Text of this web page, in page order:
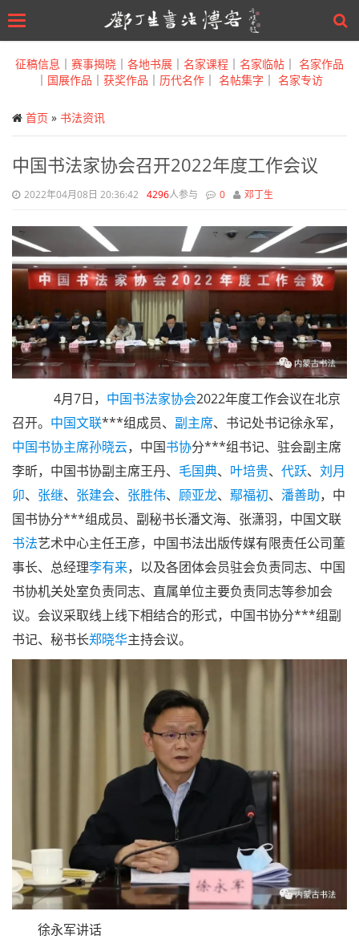
to
Toggle
征稿信息 ｜ 赛事揭晓 ｜ 各地书展 ｜ 名家课程 ｜ 名家临帖 ｜ 名家作品
｜ 国展作品 ｜ 获奖作品 ｜ 历代名作 ｜ 名帖集字 ｜ 名家专访
首页 » 书法资讯
中国书法家协会召开2022年度工作会议
2022年04月08日 20:36:42 4296人参与 0 邓丁生
4月7日， 中国书法家协会2022年度工作会议在北京
召开。 中国文联***组成员、 副主席、书记处书记徐永军，
中国书协主席孙晓云，中国书协分***组书记、驻会副主席
李昕，中国书协副主席王丹、 毛国典、 叶培贵、 代跃、 刘月
卯、 张继、 张建会、 张胜伟、 顾亚龙、 鄢福初、 潘善助，中
国书协分***组成员、副秘书长潘文海、张潇羽，中国文联
书法艺术中心主任王彦，中国书法出版传媒有限责任公司董
事长、总经理李有来，以及各团体会员驻会负责同志、中国
书协机关处室负责同志、直属单位主要负责同志等参加会
议。会议采取线上线下相结合的形式，中国书协分***组副
书记、秘书长郑晓华主持会议。
徐永军讲话